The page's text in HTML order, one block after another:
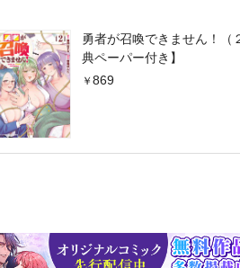
勇者が召喚できません！（
典ペーパー付き】
869